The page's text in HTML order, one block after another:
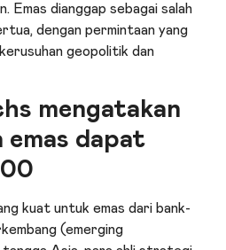
Emas dianggap sebagai salah
dengan permintaan yang
geopolitik dan
mengatakan
emas dapat
kuat untuk emas dari bank-
(emerging